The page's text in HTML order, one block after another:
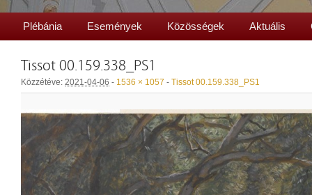
Plébánia Események Közösségek Aktuális
Tissot 00.159.338_PS1
Közzétéve: 2021-04-06 - 1536 × 1057 - Tissot 00.159.338_PS1